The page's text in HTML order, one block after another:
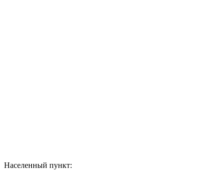
Населенный пункт: